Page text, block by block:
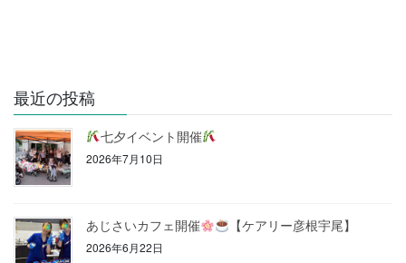
最近の投稿
七夕イベント開催
2026年7月10日
あじさいカフェ開催 【ケアリー彦根宇尾】
2026年6月22日